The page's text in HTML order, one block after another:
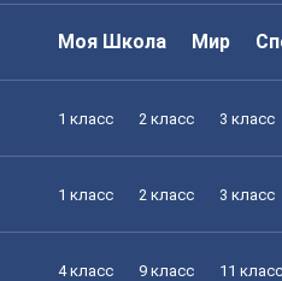
Моя Школа Мир
1 класс 2 класс 3 класс
1 класс 2 класс 3 класс
4 класс 9 класс 11 класс